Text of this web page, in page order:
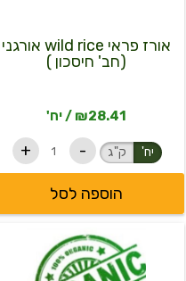
אורז פראי wild rice אורגני
(חב' חיסכון )
₪28.41 / יח'
יח' ק"ג -
חיסכון
)
+
הוספה לסל
לבחור
את
בעמוד
המוצר
כמות
של
איטריות